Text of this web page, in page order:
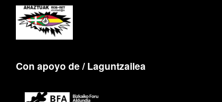
Con apoyo de / Laguntzailea